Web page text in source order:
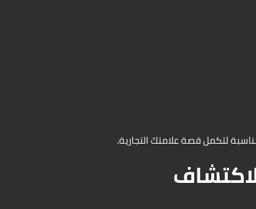
لتكمل قصة علامتك التجارية.